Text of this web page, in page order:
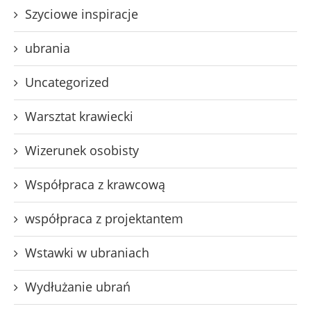
Szyciowe inspiracje
ubrania
Uncategorized
Warsztat krawiecki
Wizerunek osobisty
Współpraca z krawcową
współpraca z projektantem
Wstawki w ubraniach
Wydłużanie ubrań